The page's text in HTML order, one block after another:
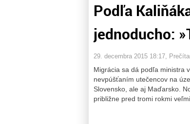
Podľa
jednoducho:
29. decembra 2015 18:17 ,
Migrácia sa dá podľa ministra
nevpúšťaním utečencov na
Slovensko, ale aj Maďarsko.
približne pred tromi rokmi